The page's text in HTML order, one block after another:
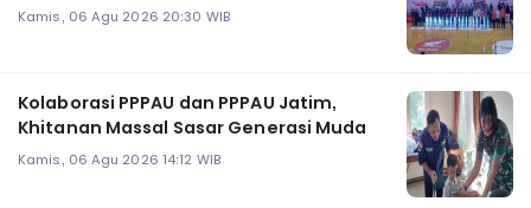
Kamis, 06 Agu 2026 20:30 WIB
Kolaborasi PPPAU dan PPPAU Jatim,
Khitanan Massal Sasar Generasi Muda
Kamis, 06 Agu 2026 14:12 WIB